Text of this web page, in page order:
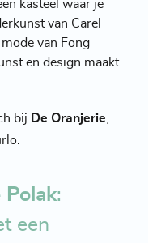
kasteel waar je
van Carel
van Fong
en design maakt
bij De Oranjerie,
Polak:
een